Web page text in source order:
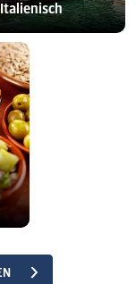
Italienisch